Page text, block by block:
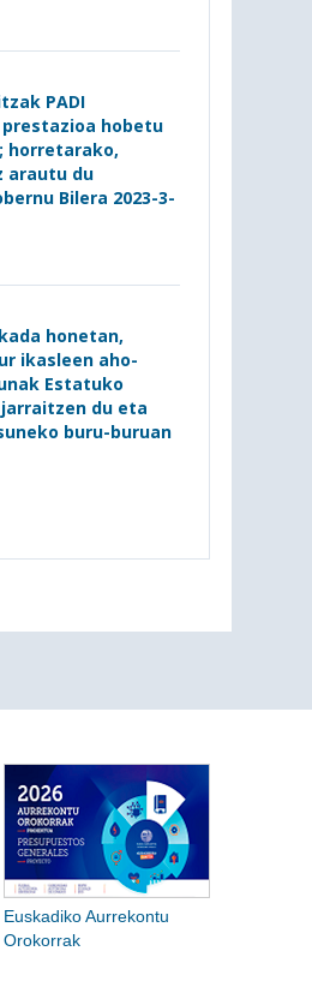
PADI
hobetu
horretarako,
arautu du
Bilera 2023-3-
honetan,
ikasleen aho-
Estatuko
du eta
buru-buruan
Euskadiko Aurrekontu
Orokorrak